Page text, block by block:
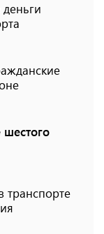
шестого
транспорте